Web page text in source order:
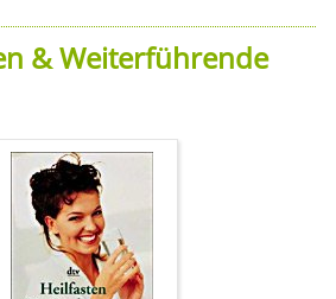
& Weiterführende